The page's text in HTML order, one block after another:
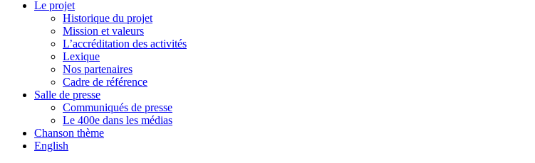
Le projet
Historique du projet
Mission et valeurs
L’accréditation des activités
Lexique
Nos partenaires
Cadre de référence
Salle de presse
Communiqués de presse
Le 400e dans les médias
Chanson thème
English